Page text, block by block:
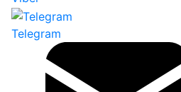
Telegram